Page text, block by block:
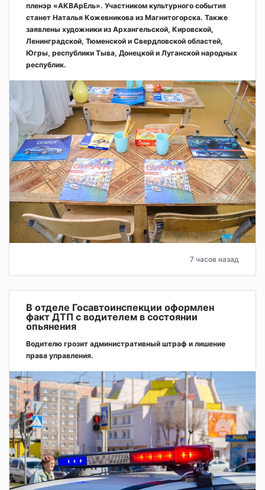
пленэр «АКВАрЕль». Участником культурного события
станет Наталья Кожевникова из Магнитогорска. Также
заявлены художники из Архангельской, Кировской,
Ленинградской, Тюменской и Свердловской областей,
Югры, республики Тыва, Донецкой и Луганской народных
республик.
7 часов назад
В отделе Госавтоинспекции оформлен
факт ДТП с водителем в состоянии
опьянения
Водителю грозит административный штраф и лишение
права управления.